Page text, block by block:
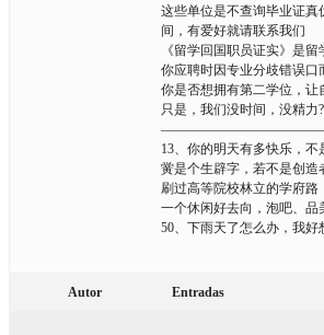
这些单位是不查询毕业证
间，有爱好就请联系我们
《留学回国职员证实》是
你应聘时因专业分歧错误口
你是否想拥有第二学位，让
只是，我们没时间，没精
13、你的明天有多快乐，不
黉是个生辟字，若不是创
刷过高等院校林立的学府
一个休闲好去向，泡吧、品
50、下雨天了怎么办，我
Autor Entradas